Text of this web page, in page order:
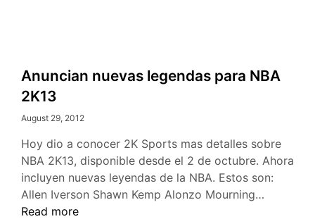
Anuncian nuevas legendas para NBA
2K13
August 29, 2012
Hoy dio a conocer 2K Sports mas detalles sobre
NBA 2K13, disponible desde el 2 de octubre. Ahora
incluyen nuevas leyendas de la NBA. Estos son:
Allen Iverson Shawn Kemp Alonzo Mourning…
Read more